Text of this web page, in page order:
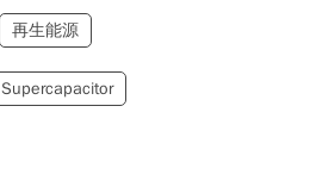
再生能源
Supercapacitor